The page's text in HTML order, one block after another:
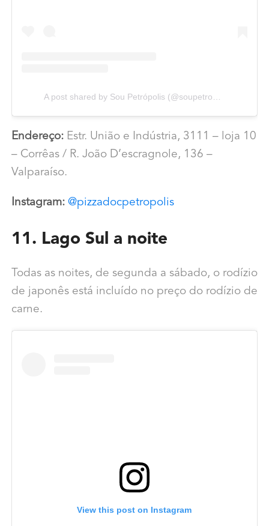
Endereço: Estr. União e Indústria, 3111 – loja 10
– Corrêas / R. João D’escragnole, 136 –
Valparaíso.
Instagram: @pizzadocpetropolis
11. Lago Sul a noite
Todas as noites, de segunda a sábado, o rodízio
de japonês está incluído no preço do rodízio de
carne.
View this post on Instagram